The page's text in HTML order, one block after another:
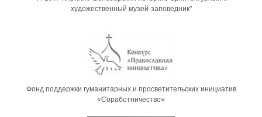
художественный музей-заповедник"
Фонд поддержки гуманитарных и просветительских инициатив
«Соработничество»